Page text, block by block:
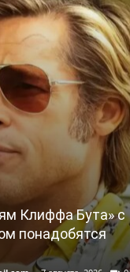
Клиффа Бута» с
понадобятся